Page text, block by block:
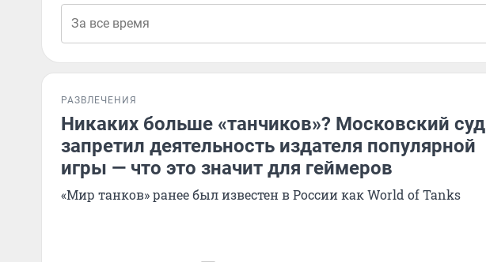
РАЗВЛЕЧЕНИЯ
Никаких больше «танчиков»? Московский суд
запретил деятельность издателя популярной
игры — что это значит для геймеров
«Мир танков» ранее был известен в России как World of Tanks